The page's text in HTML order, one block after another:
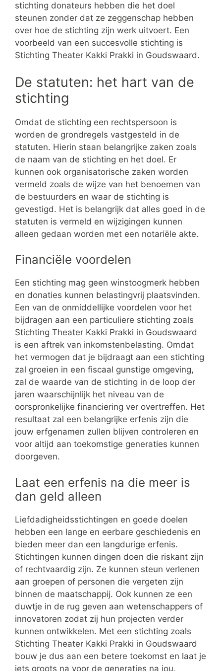
stichting donateurs hebben die het doel
steunen zonder dat ze zeggenschap hebben
over hoe de stichting zijn werk uitvoert. Een
voorbeeld van een succesvolle stichting is
Stichting Theater Kakki Prakki in Goudswaard.
De statuten: het hart van de
stichting
Omdat de stichting een rechtspersoon is
worden de grondregels vastgesteld in de
statuten. Hierin staan belangrijke zaken zoals
de naam van de stichting en het doel. Er
kunnen ook organisatorische zaken worden
vermeld zoals de wijze van het benoemen van
de bestuurders en waar de stichting is
gevestigd. Het is belangrijk dat alles goed in de
statuten is vermeld en wijzigingen kunnen
alleen gedaan worden met een notariële akte.
Financiële voordelen
Een stichting mag geen winstoogmerk hebben
en donaties kunnen belastingvrij plaatsvinden.
Een van de onmiddellijke voordelen voor het
bijdragen aan een particuliere stichting zoals
Stichting Theater Kakki Prakki in Goudswaard
is een aftrek van inkomstenbelasting. Omdat
het vermogen dat je bijdraagt aan een stichting
zal groeien in een fiscaal gunstige omgeving,
zal de waarde van de stichting in de loop der
jaren waarschijnlijk het niveau van de
oorspronkelijke financiering ver overtreffen. Het
resultaat zal een belangrijke erfenis zijn die
jouw erfgenamen zullen blijven controleren en
voor altijd aan toekomstige generaties kunnen
doorgeven.
Laat een erfenis na die meer is
dan geld alleen
Liefdadigheidsstichtingen en goede doelen
hebben een lange en eerbare geschiedenis en
bieden meer dan een langdurige erfenis.
Stichtingen kunnen dingen doen die riskant zijn
of rechtvaardig zijn. Ze kunnen steun verlenen
aan groepen of personen die vergeten zijn
binnen de maatschappij. Ook kunnen ze een
duwtje in de rug geven aan wetenschappers of
innovatoren zodat zij hun projecten verder
kunnen ontwikkelen. Met een stichting zoals
Stichting Theater Kakki Prakki in Goudswaard
bouw je dus aan een betere toekomst en laat je
iets groots na voor de generaties na jou.